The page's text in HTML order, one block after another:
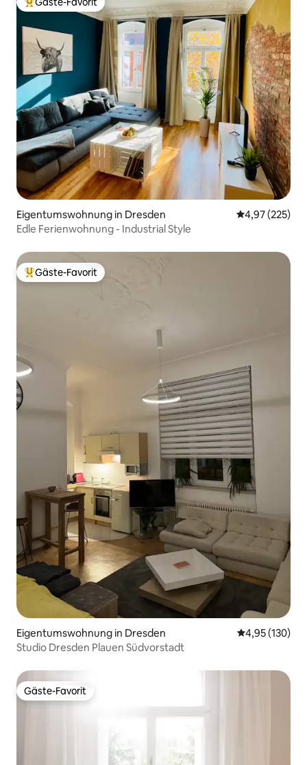
Beliebter Gäste-Favorit.
Eigentumswohnung in Dresden
4,97 (225)
Edle Ferienwohnung - Industrial Style
Beliebter Gäste-Favorit.
Gäste-Favorit
Eigentumswohnung in Dresden
4,95 (130)
Studio Dresden Plauen Südvorstadt
Gäste-Favorit
Gäste-Favorit